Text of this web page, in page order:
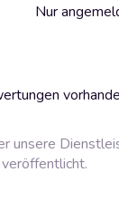
Nur
unsere